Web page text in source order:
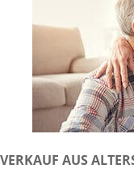
VERKAUF AUS